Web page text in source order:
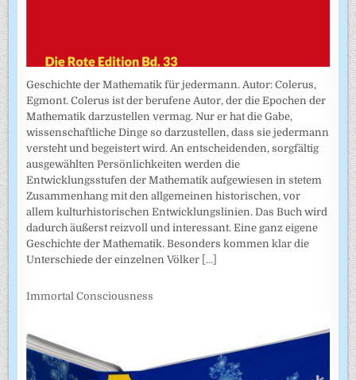
Geschichte der Mathematik für jedermann. Autor: Colerus,
Egmont. Colerus ist der berufene Autor, der die Epochen der
Mathematik darzustellen vermag. Nur er hat die Gabe,
wissenschaftliche Dinge so darzustellen, dass sie jedermann
versteht und begeistert wird. An entscheidenden, sorgfältig
ausgewählten Persönlichkeiten werden die
Entwicklungsstufen der Mathematik aufgewiesen in stetem
Zusammenhang mit den allgemeinen historischen, vor
allem kulturhistorischen Entwicklungslinien. Das Buch wird
dadurch äußerst reizvoll und interessant. Eine ganz eigene
Geschichte der Mathematik. Besonders kommen klar die
Unterschiede der einzelnen Völker [...]
Immortal Consciousness